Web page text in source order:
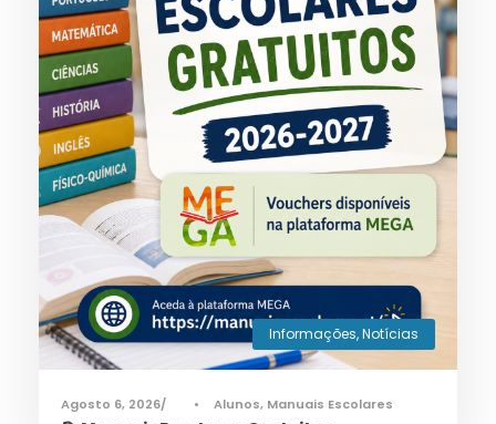
Informações,Notícias
Agosto 6, 2026 • Alunos, Manuais Escolares